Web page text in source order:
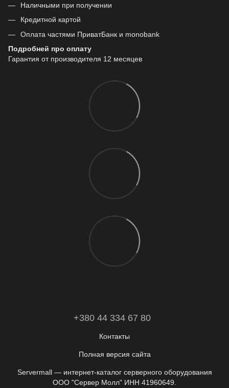
Наличными при получении
Кредитной картой
Оплата частями ПриватБанк и monobank
Подробней про оплату
Гарантия от производителя 12 месяцев
+380 44 334 67 80
Контакты
Полная версия сайта
Servermall — интернет-каталог серверного оборудования
ООО "Сервер Молл" ИНН 41960649.